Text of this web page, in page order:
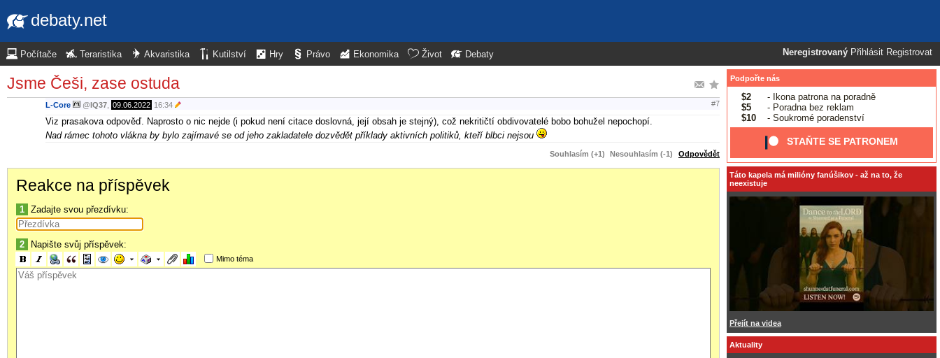
debaty.net
Neregistrovaný Přihlásit Registrovat
Počítače Teraristika Akvaristika Kutilství Hry Právo Ekonomika Život Debaty
Jsme Češi, zase ostuda
L-Core @IQ37 09.06.2022 16:34 #7
Viz prasakova odpověď. Naprosto o nic nejde (i pokud není citace doslovná, její obsah je stejný), což nekritičtí obdivovatelé bobo bohužel nepochopí.
Nad rámec tohoto vlákna by bylo zajímavé se od jeho zakladatele dozvědět příklady aktivních politiků, kteří blbci nejsou
Souhlasím (+1) Nesouhlasím (-1) Odpovědět
Reakce na příspěvek
1 Zadajte svou přezdívku:
2 Napište svůj příspěvek:
Mimo téma
Podpořte nás
$2
- Ikona patrona na poradně
$5
- Poradna bez reklam
$10
- Soukromé poradenství
STAŇTE SE PATRONEM
Táto kapela má milióny fanúšikov - až na to, že
neexistuje
Přejít na videa
Aktuality